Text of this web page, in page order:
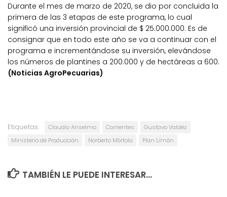
Durante el mes de marzo de 2020, se dio por concluida la
primera de las 3 etapas de este programa, lo cual
significó una inversión provincial de $ 25.000.000. Es de
consignar que en todo este año se va a continuar con el
programa e incrementándose su inversión, elevándose
los números de plantines a 200.000 y de hectáreas a 600.
(Noticias AgroPecuarias)
Etiquetas: Claudio Anselmo Corrientes
Gustavo Valdéz
Ministerio de Producción
Norberto Mórtola Plan Limón
TAMBIÉN LE PUEDE INTERESAR...